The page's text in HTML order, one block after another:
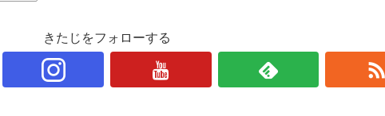
きたじをフォローする